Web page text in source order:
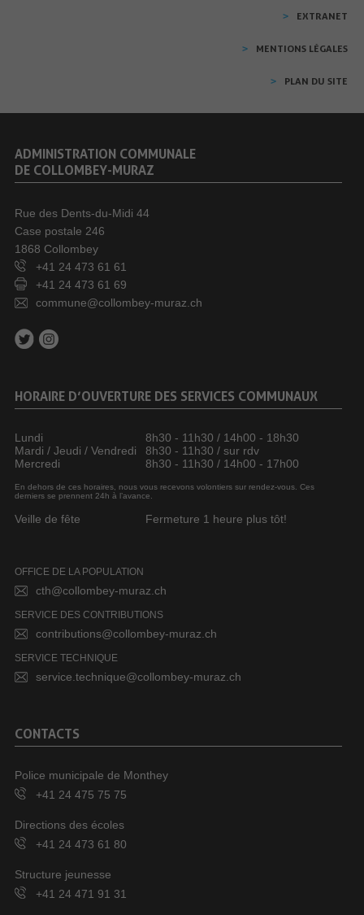
EXTRANET
MENTIONS LÉGALES
PLAN DU SITE
ADMINISTRATION COMMUNALE
DE COLLOMBEY-MURAZ
Rue des Dents-du-Midi 44
Case postale 246
1868 Collombey
+41 24 473 61 61
+41 24 473 61 69
commune@collombey-muraz.ch
HORAIRE D’OUVERTURE DES SERVICES COMMUNAUX
Lundi
8h30 - 11h30 / 14h00 - 18h30
Mardi / Jeudi / Vendredi
8h30 - 11h30 / sur rdv
Mercredi
8h30 - 11h30 / 14h00 - 17h00
En dehors de ces horaires, nous vous recevons volontiers sur rendez-vous. Ces
derniers se prennent 24h à l’avance.
Veille de fête Fermeture 1 heure plus tôt!
OFFICE DE LA POPULATION
cth@collombey-muraz.ch
SERVICE DES CONTRIBUTIONS
contributions@collombey-muraz.ch
SERVICE TECHNIQUE
service.technique@collombey-muraz.ch
CONTACTS
Police municipale de Monthey
+41 24 475 75 75
Directions des écoles
+41 24 473 61 80
Structure jeunesse
+41 24 471 91 31